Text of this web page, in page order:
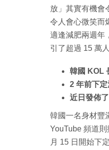
放」其實有機會
令人會心微笑而
適逢減肥兩週年
引了超過 15 萬
韓國 KOL
2 年前下
近日發佈
韓國一名身材豐
YouTube 頻道
月 15 日開始下